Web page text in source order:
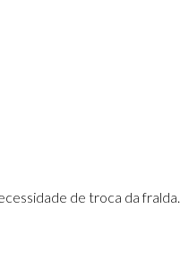
de troca da fralda.